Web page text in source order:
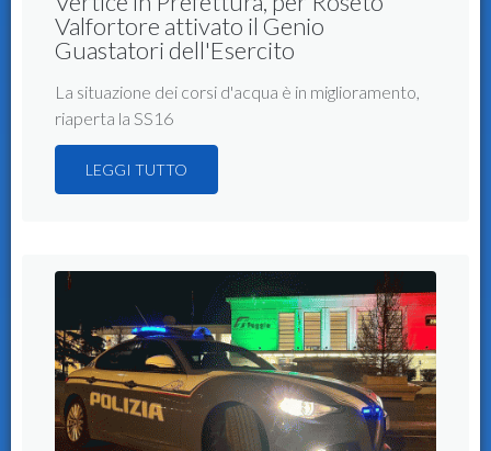
Valfortore attivato il Genio
Guastatori dell'Esercito
La situazione dei corsi d'acqua è in miglioramento,
riaperta la SS16
LEGGI TUTTO